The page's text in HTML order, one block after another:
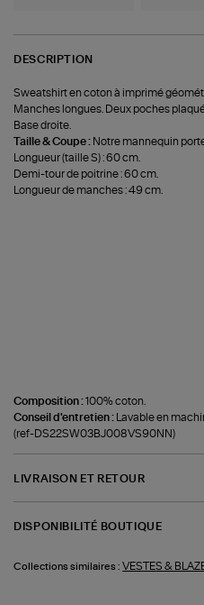
DESCRIPTION
Sweatshirt en coton à imprimé
Manches longues. Deux poches
Base droite.
Taille & Coupe : Notre mannequin
Longueur (taille S) : 60 cm.
Demi-tour de poitrine : 60 cm.
Longueur de manches : 49 cm.
Composition :100% coton.
Conseil d'entretien :
Lavable en
(ref-DS22SW03BJ008VS90NN)
LIVRAISON ET RETOUR
DISPONIBILITÉ BOUTIQUE
Collections similaires : VESTES &